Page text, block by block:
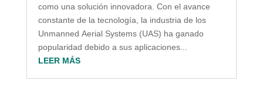
como una solución innovadora. Con el avance
constante de la tecnología, la industria de los
Unmanned Aerial Systems (UAS) ha ganado
popularidad debido a sus aplicaciones...
LEER MÁS